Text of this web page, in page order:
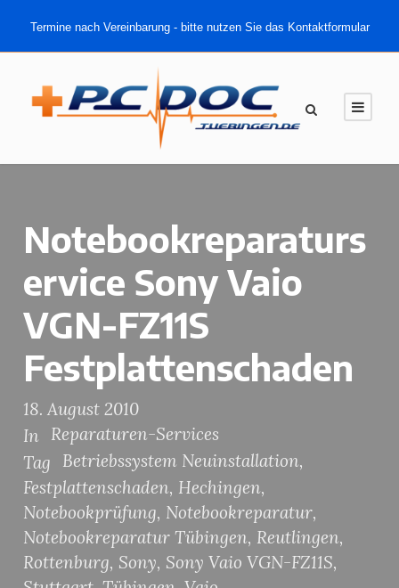
Termine nach Vereinbarung - bitte nutzen Sie das Kontaktformular
Notebookreparaturs
ervice Sony Vaio
VGN-FZ11S
Festplattenschaden
18. August 2010
In
Reparaturen-Services
Tag
Betriebssystem Neuinstallation,
Festplattenschaden, Hechingen,
Notebookprüfung, Notebookreparatur,
Notebookreparatur Tübingen, Reutlingen,
Rottenburg, Sony, Sony Vaio VGN-FZ11S,